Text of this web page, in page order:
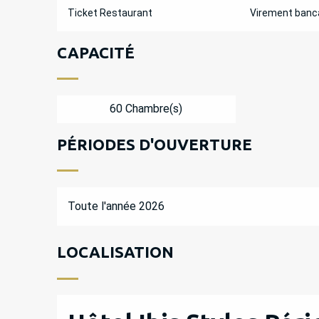
Ticket Restaurant Virement
CAPACITÉ
60 Chambre(s)
PÉRIODES D'OUVERTURE
Toute l'année 2026
LOCALISATION